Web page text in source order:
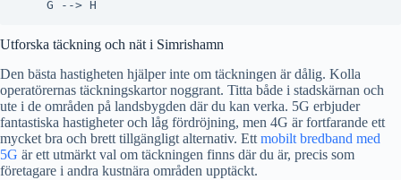
Utforska täckning och nät i Simrishamn
Den bästa hastigheten hjälper inte om täckningen är dålig. Kolla
operatörernas täckningskartor noggrant. Titta både i stadskärnan och
ute i de områden på landsbygden där du kan verka. 5G erbjuder
fantastiska hastigheter och låg fördröjning, men 4G är fortfarande ett
mycket bra och brett tillgängligt alternativ. Ett mobilt bredband med
5G är ett utmärkt val om täckningen finns där du är, precis som
företagare i andra kustnära områden upptäckt.